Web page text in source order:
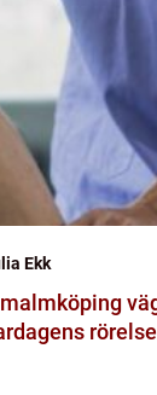
Ekk
vägen
rörelse